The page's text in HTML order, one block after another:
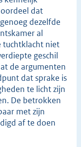
dat
dezelfde
al
tuchtklacht niet
geschil
de argumenten
dat sprake is
te licht zijn
De betrokken
met zijn
af te doen